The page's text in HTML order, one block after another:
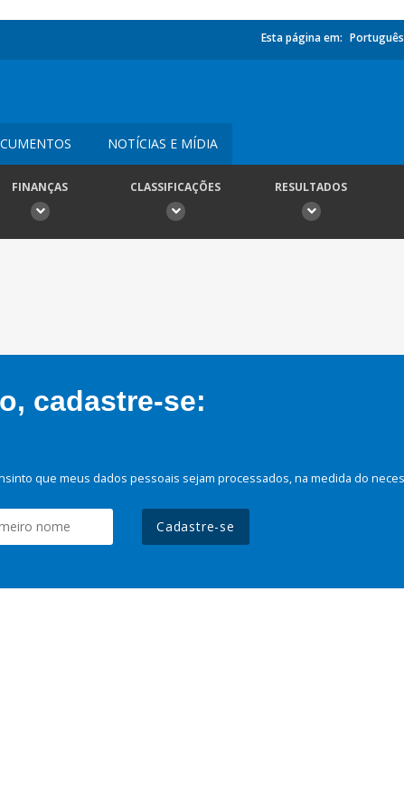
Esta página em: Português
NOTÍCIAS E MÍDIA
FINANÇAS CLASSIFICAÇÕES RESULTADOS
cadastre-se:
que meus dados pessoais sejam processados, na medida do
Cadastre-se